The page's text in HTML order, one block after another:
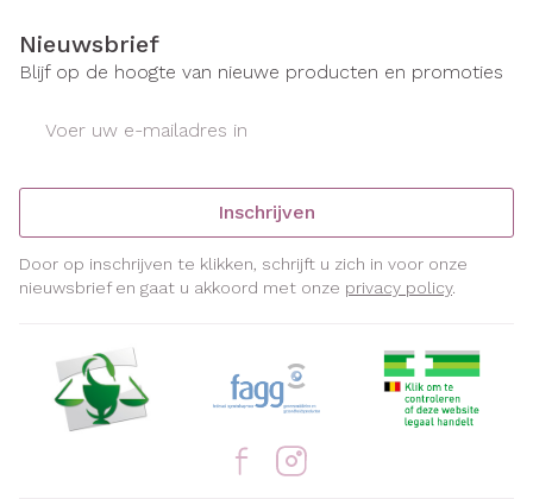
Nieuwsbrief
Blijf op de hoogte van nieuwe producten en promoties
Inschrijven
Door op inschrijven te klikken, schrijft u zich in voor onze
nieuwsbrief en gaat u akkoord met onze privacy policy.